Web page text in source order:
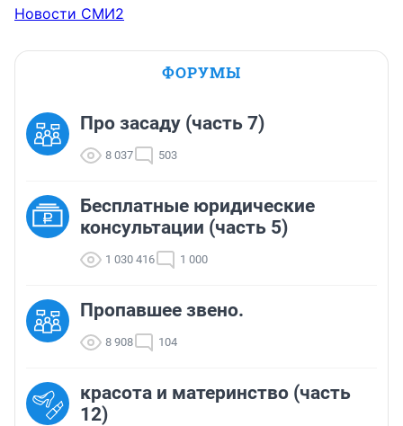
Новости СМИ2
ФОРУМЫ
Про засаду (часть 7)
8 037 503
Бесплатные юридические
консультации (часть 5)
1 030 416 1 000
Пропавшее звено.
8 908 104
красота и материнство (часть
12)